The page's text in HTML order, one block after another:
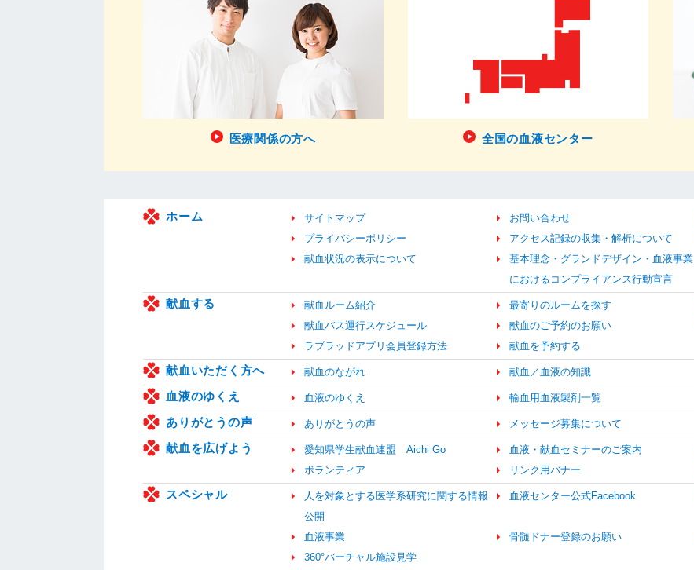
医療関係の方へ 全国の血液センター
ホーム サイトマップ お問い合わせ
プライバシーポリシー
アクセス記録の収集・解析について
献血状況の表示について
基本理念・グランドデザイン・血液事業
におけるコンプライアンス行動宣言
献血する 献血ルーム紹介 最寄りのルームを探す
献血バス運行スケジュール
献血のご予約のお願い
ラブラッドアプリ会員登録方法
献血を予約する
献血いただく方へ 献血のながれ 献血／血液の知識
血液のゆくえ 血液のゆくえ 輸血用血液製剤一覧
ありがとうの声 ありがとうの声 メッセージ募集について
献血を広げよう 愛知県学生献血連盟 Aichi Go 血液・献血セミナーのご案内
ボランティア
リンク用バナー
スペシャル
人を対象とする医学系研究に関する情報
公開
血液センター公式Facebook
血液事業 骨髄ドナー登録のお願い
360°バーチャル施設見学